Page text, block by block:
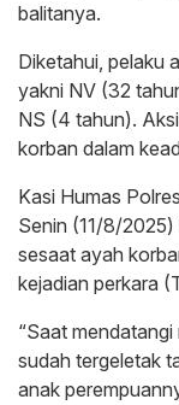
balitanya.
Diketahui, pelaku
yakni NV (32
NS (4 tahun).
korban dalam
Kasi Humas
Senin (11/8/
sesaat ayah
kejadian perkara
“Saat
sudah tergeletak
anak